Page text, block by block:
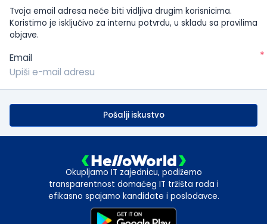
Tvoja email adresa neće biti vidljiva drugim korisnicima.
Koristimo je isključivo za internu potvrdu, u skladu sa pravilima
objave.
Email *
Pošalji iskustvo
Okupljamo IT zajednicu, podižemo
transparentnost domaćeg IT tržišta rada i
efikasno spajamo kandidate i poslodavce.